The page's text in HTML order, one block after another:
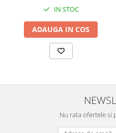
IN STOC
ADAUGA IN COS
Nu rata ofertele si